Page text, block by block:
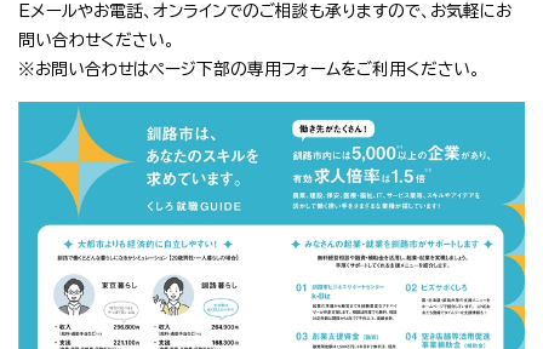
Eメールやお電話、オンラインでのご相談も承りますので、お気軽にお
問い合わせください。
※お問い合わせはページ下部の専用フォームをご利用ください。